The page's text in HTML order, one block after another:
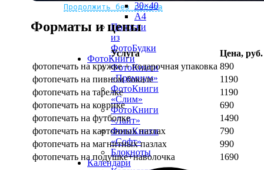
Продолжить без города
30×40
A4
Полоски
из
ФотоБудки
ФотоКниги
ФотоКниги
«Премиум»
ФотоКниги
«Слим»
ФотоКниги
«Лайт»
ФотоКниги
«Софт»
Блокноты
Календари
Форматы и цены
Услуга
Цена, руб.
фотопечать на кружке + подарочная упаковка 890
фотопечать на пивном бокале
1190
фотопечать на тарелке
1190
фотопечать на коврике
690
фотопечать на футболке
1490
фотопечать на картонных пазлах
790
фотопечать на магнитных пазлах
990
фотопечать на подушке+наволочка
1690